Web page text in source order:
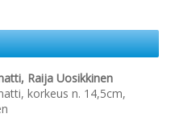
Raija Uosikkinen
korkeus n. 14,5cm,